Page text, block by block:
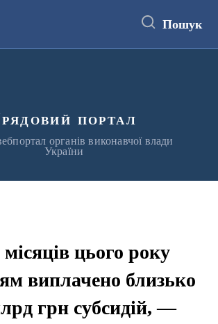
Пошук
портал
органів виконавчої влади
України
цього року
виплачено близько
грн субсидій, —